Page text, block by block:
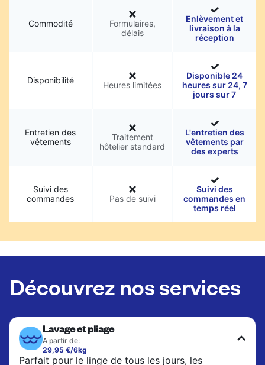
Commodité
Formulaires,
délais
Enlèvement et
livraison à la
réception
Disponibilité Heures limitées
Disponible 24
heures sur 24, 7
jours sur 7
Entretien des
vêtements
Traitement
hôtelier standard
L'entretien des
vêtements par
des experts
Suivi des
commandes
Pas de suivi
Suivi des
commandes en
temps réel
Découvrez nos services
Lavage et pliage
A partir de:
29,95 €/6kg
Parfait pour le linge de tous les jours, les